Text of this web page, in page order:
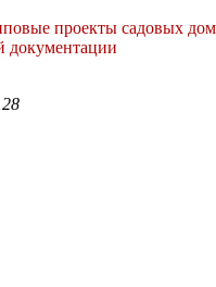
проекты садовых
документации